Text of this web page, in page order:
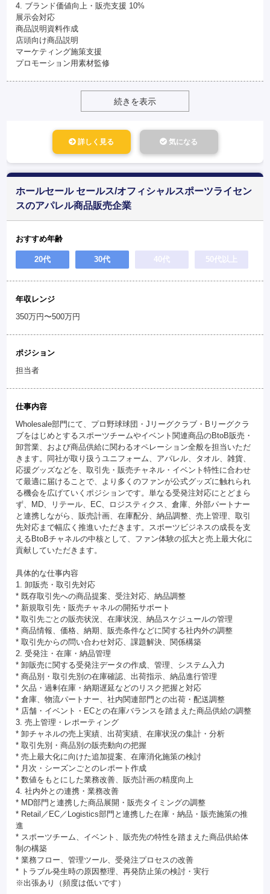
4. ブランド価値向上・販売支援 10%
展示会対応
商品説明資料作成
店頭向け商品説明
マーケティング施策支援
プロモーション用素材監修
続きを表示
詳しく見る 気になる
ホールセール セールス/オフィシャルスポーツライセン
スのアパレル商品販売企業
おすすめ年齢
20代 30代 40代 50代以上
年収レンジ
350万円〜500万円
ポジション
担当者
仕事内容
Wholesale部門にて、プロ野球球団・Jリーグクラブ・Bリーグクラ
ブをはじめとするスポーツチームやイベント関連商品のBtoB販売・
卸営業、および商品供給に関わるオペレーション全般を担当いただ
きます。同社が取り扱うユニフォーム、アパレル、タオル、雑貨、
応援グッズなどを、取引先・販売チャネル・イベント特性に合わせ
て最適に届けることで、より多くのファンが公式グッズに触れられ
る機会を広げていくポジションです。単なる受発注対応にとどまら
ず、MD、リテール、EC、ロジスティクス、倉庫、外部パートナー
と連携しながら、販売計画、在庫配分、納品調整、売上管理、取引
先対応まで幅広く推進いただきます。スポーツビジネスの成長を支
えるBtoBチャネルの中核として、ファン体験の拡大と売上最大化に
貢献していただきます。
具体的な仕事内容
1. 卸販売・取引先対応
* 既存取引先への商品提案、受注対応、納品調整
* 新規取引先・販売チャネルの開拓サポート
* 取引先ごとの販売状況、在庫状況、納品スケジュールの管理
* 商品情報、価格、納期、販売条件などに関する社内外の調整
* 取引先からの問い合わせ対応、課題解決、関係構築
2. 受発注・在庫・納品管理
* 卸販売に関する受発注データの作成、管理、システム入力
* 商品別・取引先別の在庫確認、出荷指示、納品進行管理
* 欠品・過剰在庫・納期遅延などのリスク把握と対応
* 倉庫、物流パートナー、社内関連部門との出荷・配送調整
* 店舗・イベント・ECとの在庫バランスを踏まえた商品供給の調整
3. 売上管理・レポーティング
* 卸チャネルの売上実績、出荷実績、在庫状況の集計・分析
* 取引先別・商品別の販売動向の把握
* 売上最大化に向けた追加提案、在庫消化施策の検討
* 月次・シーズンごとのレポート作成
* 数値をもとにした業務改善、販売計画の精度向上
4. 社内外との連携・業務改善
* MD部門と連携した商品展開・販売タイミングの調整
* Retail／EC／Logistics部門と連携した在庫・納品・販売施策の推
進
* スポーツチーム、イベント、販売先の特性を踏まえた商品供給体
制の構築
* 業務フロー、管理ツール、受発注プロセスの改善
* トラブル発生時の原因整理、再発防止策の検討・実行
※出張あり（頻度は低いです）